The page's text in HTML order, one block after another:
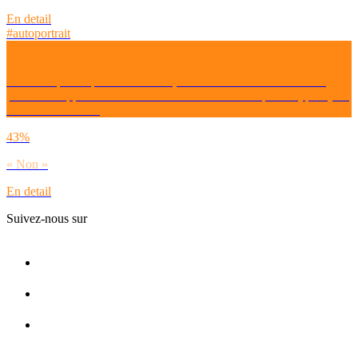
En detail
#autoportrait
43%
« Non »
En detail
Suivez-nous sur